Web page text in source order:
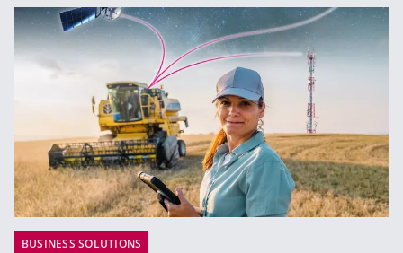
BUSINESS SOLUTIONS